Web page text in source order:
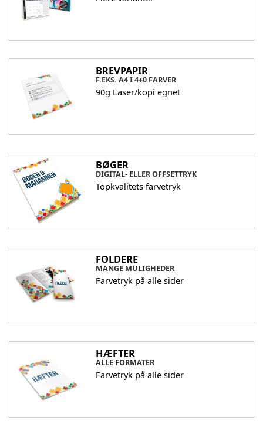
BREVPAPIR
F.EKS. A4 I 4+0 FARVER
90g Laser/kopi egnet
BØGER
DIGITAL- ELLER OFFSETTRYK
Topkvalitets farvetryk
FOLDERE
MANGE MULIGHEDER
Farvetryk på alle sider
HÆFTER
ALLE FORMATER
Farvetryk på alle sider